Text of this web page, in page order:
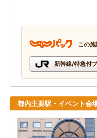
この
新幹線/特急付
都内主要駅・イベント会